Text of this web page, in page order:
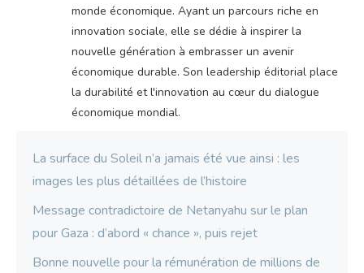
monde économique. Ayant un parcours riche en
innovation sociale, elle se dédie à inspirer la
nouvelle génération à embrasser un avenir
économique durable. Son leadership éditorial place
la durabilité et l'innovation au cœur du dialogue
économique mondial.
La surface du Soleil n’a jamais été vue ainsi : les
images les plus détaillées de l’histoire
Message contradictoire de Netanyahu sur le plan
pour Gaza : d’abord « chance », puis rejet
Bonne nouvelle pour la rémunération de millions de